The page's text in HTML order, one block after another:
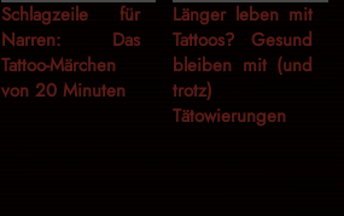
Schlagzeile für
Narren: Das
Tattoo-Märchen
von 20 Minuten
Länger leben mit
Tattoos? Gesund
bleiben mit (und
trotz)
Tätowierungen